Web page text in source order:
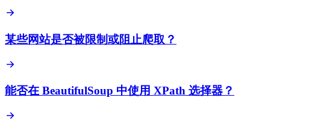
某些网站是否被限制或阻止爬取？
能否在 BeautifulSoup 中使用 XPath 选择器？